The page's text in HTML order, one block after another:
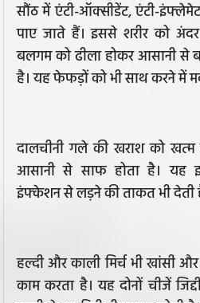
सौंठ में एंटी-ऑक्सीडेंट, एंटी-
पाए जाते हैं। इससे शरीर को
बलगम को ढीला होकर आसानी से
है। यह फेफड़ों को भी साथ करने में
दालचीनी गले की खराश को
आसानी से साफ होता है। यह
इंफ्केशन से लड़ने की ताकत भी देती
हल्दी और काली मिर्च भी खांसी
काम करता है। यह दोनों चीजें